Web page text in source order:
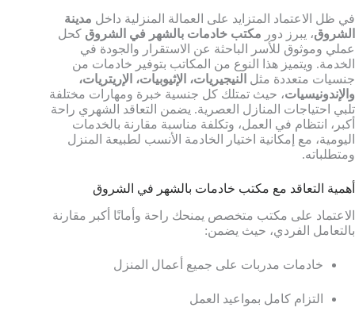
في ظل الاعتماد المتزايد على العمالة المنزلية داخل مدينة
الشروق، يبرز دور مكتب خادمات بالشهر في الشروق كحل
عملي وموثوق للأسر الباحثة عن الاستقرار والجودة في
الخدمة. ويتميز هذا النوع من المكاتب بتوفير خادمات من
جنسيات متعددة مثل النيجيريات، الإثيوبيات، الإريتريات،
والإندونيسيات، حيث تمتلك كل جنسية خبرة ومهارات مختلفة
تلبي احتياجات المنازل العصرية. يضمن التعاقد الشهري راحة
أكبر، انتظام في العمل، وتكلفة مناسبة مقارنة بالخدمات
اليومية، مع إمكانية اختيار الخادمة الأنسب لطبيعة المنزل
ومتطلباته.
أهمية التعاقد مع مكتب خادمات بالشهر في الشروق
الاعتماد على مكتب متخصص يمنحك راحة وأمانًا أكبر مقارنة
بالتعامل الفردي، حيث يضمن:
خادمات مدربات على جميع أعمال المنزل
التزام كامل بمواعيد العمل